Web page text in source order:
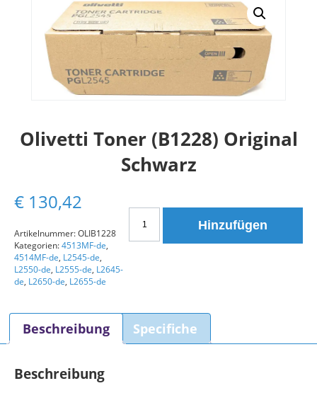
Olivetti Toner (B1228) Original
Schwarz
€ 130,42
Toner
(B1228)
Hinzufügen
Artikelnummer:OLIB1228
Kategorien:4513MF-de,
4514MF-de, L2545-de,
L2550-de, L2555-de, L2645-
de, L2650-de, L2655-de
Beschreibung Specifiche
Beschreibung